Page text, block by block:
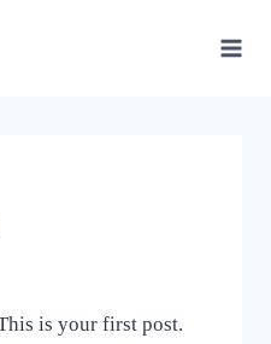
is your first post.